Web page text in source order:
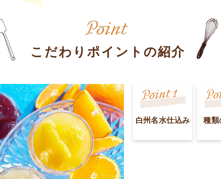
こだわりポイントの紹介
白州名水仕込み 種類